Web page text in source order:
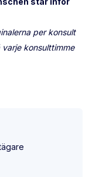
per konsult
konsulttimme